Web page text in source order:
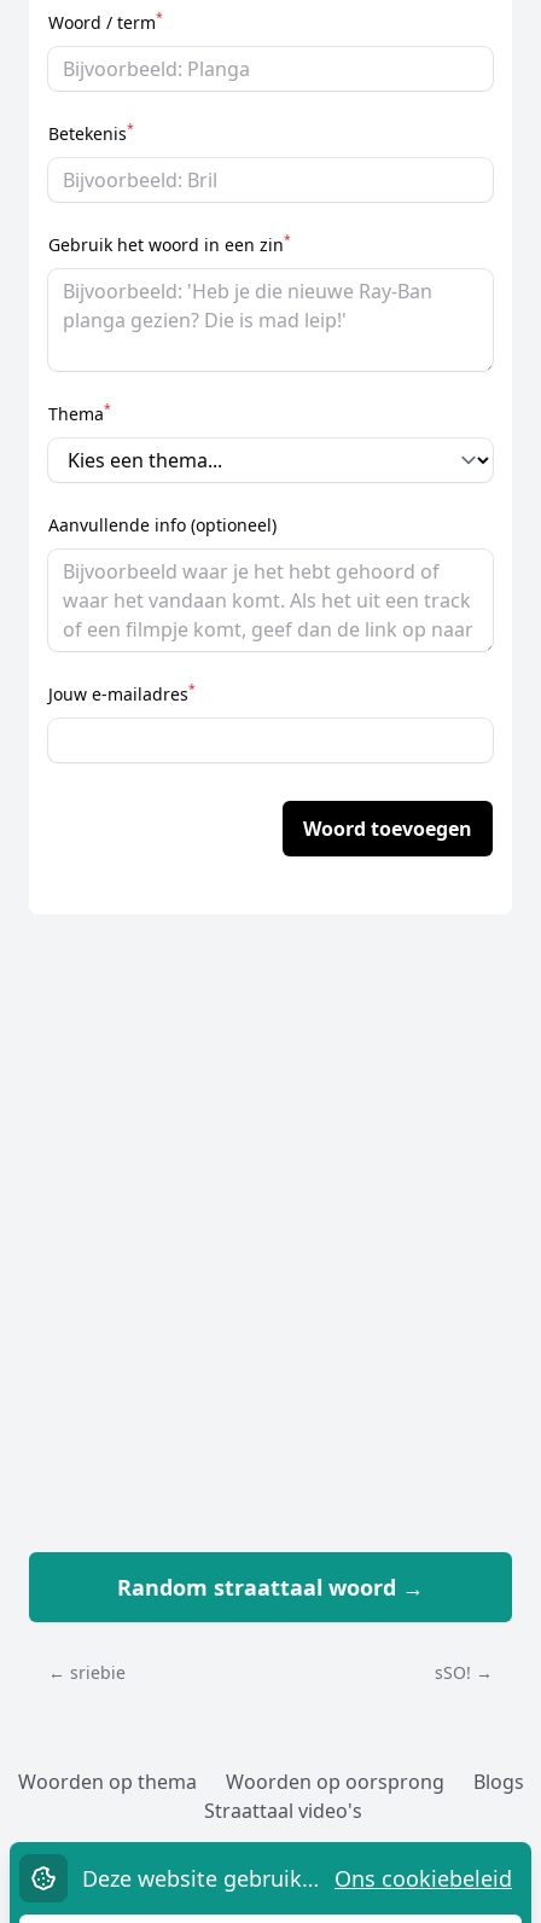
Woord / term*
Betekenis*
Gebruik het woord in een zin*
Thema*
Aanvullende info (optioneel)
Jouw e-mailadres*
Woord toevoegen
Random straattaal woord →
← sriebie sSO! →
Woorden op thema Woorden op oorsprong
Blogs
Straattaal video's
Woorden toevoegen Over Cookies Privacy
Contact
Deze website gebruikt cookies. Ons cookiebeleid